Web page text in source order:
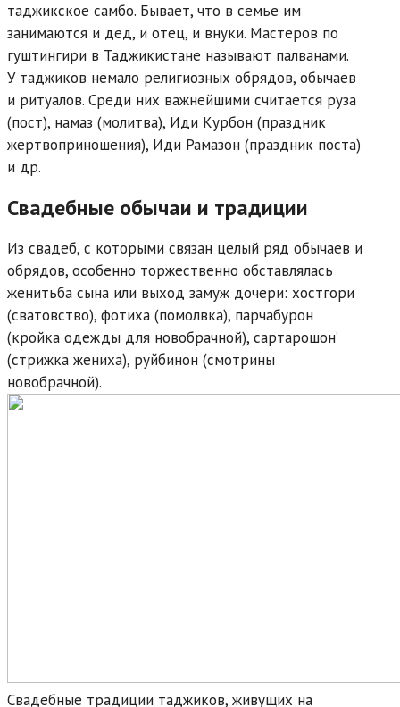
таджикское самбо. Бывает, что в семье им
занимаются и дед, и отец, и внуки. Мастеров по
гуштингири в Таджикистане называют палванами.
У таджиков немало религиозных обрядов, обычаев
и ритуалов. Среди них важнейшими считается руза
(пост), намаз (молитва), Иди Курбон (праздник
жертвоприношения), Иди Рамазон (праздник поста)
и др.
Свадебные обычаи и традиции
Из свадеб, с которыми связан целый ряд обычаев и
обрядов, особенно торжественно обставлялась
женитьба сына или выход замуж дочери: хостгори
(сватовство), фотиха (помолвка), парчабурон
(кройка одежды для новобрачной), сартарошон’
(стрижка жениха), руйбинон (смотрины
новобрачной).
Свадебные традиции таджиков, живущих на